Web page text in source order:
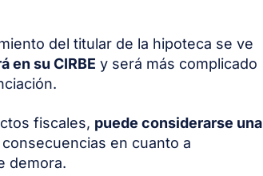
del titular de la hipoteca se ve
en su CIRBE y será más complicado
fiscales, puede considerarse una
en cuanto a
demora.